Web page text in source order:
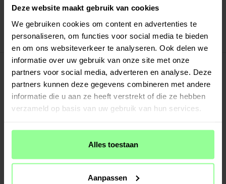
Deze website maakt gebruik van cookies
We gebruiken cookies om content en advertenties te
personaliseren, om functies voor social media te bieden
en om ons websiteverkeer te analyseren. Ook delen we
informatie over uw gebruik van onze site met onze
partners voor social media, adverteren en analyse. Deze
partners kunnen deze gegevens combineren met andere
informatie die u aan ze heeft verstrekt of die ze hebben
verzameld op basis van uw gebruik van hun services.
Alles toestaan
Aanpassen
Veilig betalen met Klarna of Paypal
30 dagen retourrecht
Art number
PRODUCTBESCHRIJVING
Schakelarmband voor Withings ScanWatch Nova.
Geschikt voor:
Horlogeband Inkorter: Afzonderlijk gekocht